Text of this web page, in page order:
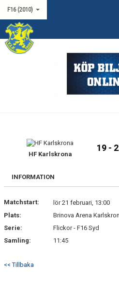
F16 (2010)
HEM
DOKUMENT
KONTAKT
HF Karlskrona
19 -
INFORMATION
Matchstart:
lör 21 februari, 13:00
Plats:
Brinova Arena
Serie:
Flickor - F16 Syd
Samling:
11:45
<< Tillbaka